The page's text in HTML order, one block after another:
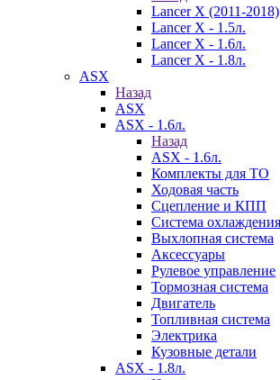
Lancer X (2011-2018)
Lancer X - 1.5л.
Lancer X - 1.6л.
Lancer X - 1.8л.
ASX
Назад
ASX
ASX - 1.6л.
Назад
ASX - 1.6л.
Комплекты для ТО
Ходовая часть
Сцепление и КПП
Система
Выхлопная система
Аксессуары
Рулевое управление
Тормозная система
Двигатель
Топливная система
Электрика
Кузовные детали
ASX - 1.8л.